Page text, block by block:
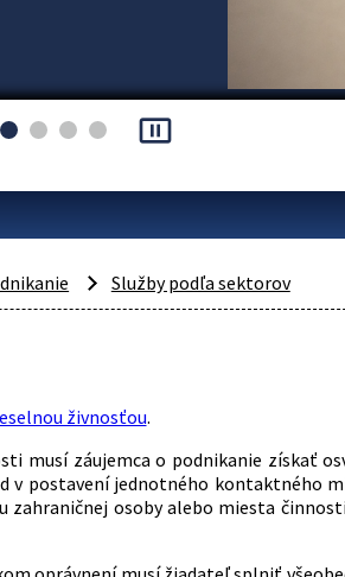
pause_presentation
Služby podľa sektorov
živnosťou.
musí záujemca o podnikanie získať
v postavení jednotného kontaktného
zahraničnej osoby alebo miesta